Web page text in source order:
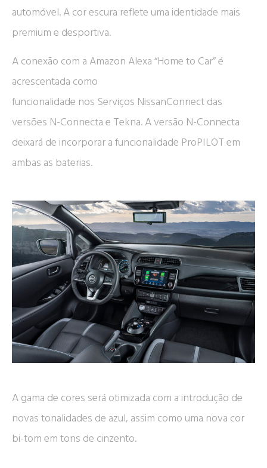
automóvel. A cor escura reflete uma identidade mais
premium e desportiva.
A conexão com a Amazon Alexa “Home to Car” é
acrescentada como
funcionalidade nos Serviços NissanConnect das
versões N-Connecta e Tekna. A versão N-Connecta
deixará de incorporar a funcionalidade ProPILOT em
ambas as baterias.
A gama de cores será otimizada com a introdução de
novas tonalidades de azul, assim como uma nova cor
bi-tom em tons de cinzento.